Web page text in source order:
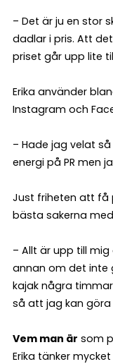
– Det är ju en stor
dadlar i pris. Att
priset går upp lite
Erika använder
Instagram och
– Hade jag velat
energi på PR men
Just friheten att få
bästa sakerna
– Allt är upp till
annan om det inte
kajak några
så att jag kan göra
Vem man är som
Erika tänker